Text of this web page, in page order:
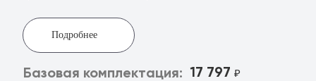
Подробнее
Базовая комплектация: 17 797 ₽